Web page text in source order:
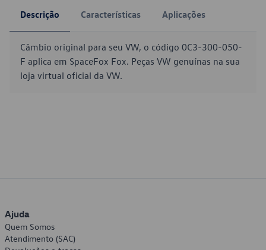
Descrição Características Aplicações
Câmbio original para seu VW, o código 0C3-300-050-
F aplica em SpaceFox Fox. Peças VW genuínas na sua
loja virtual oficial da VW.
Ajuda
Quem Somos
Atendimento (SAC)